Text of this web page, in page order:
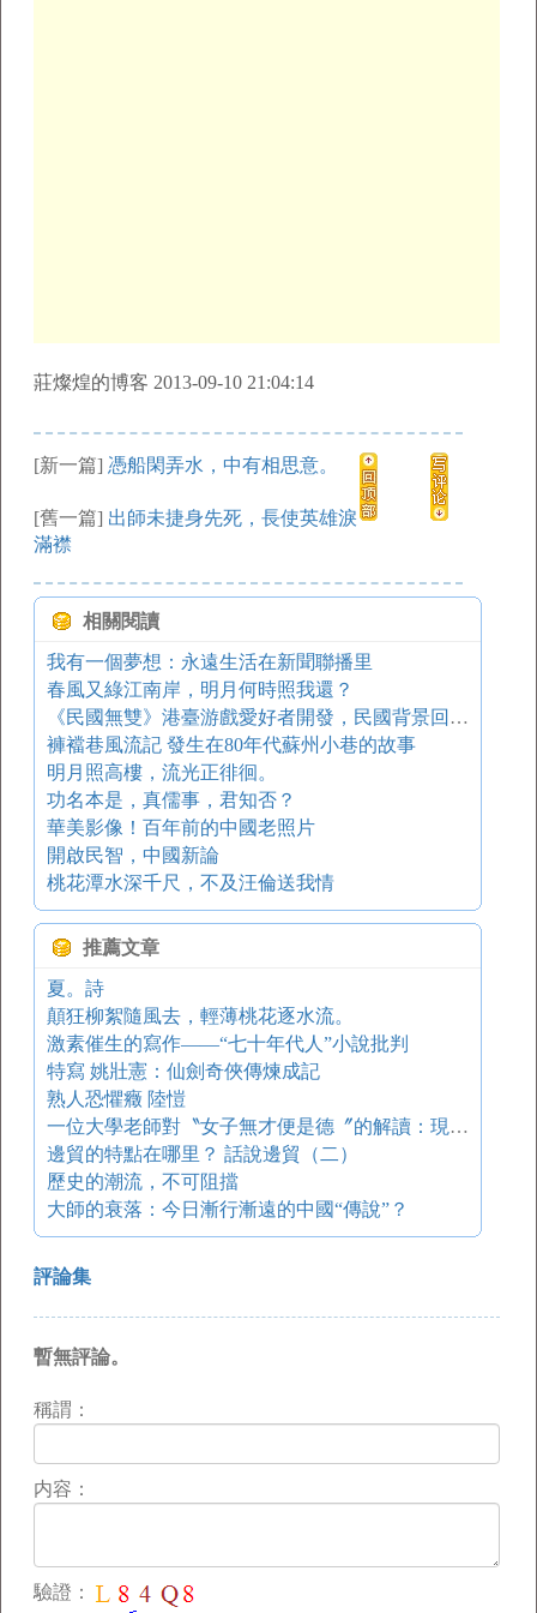
莊燦煌的博客 2013-09-10 21:04:14
[新一篇] 憑船閑弄水，中有相思意。
[舊一篇] 出師未捷身先死，長使英雄淚
滿襟
相關閱讀
我有一個夢想：永遠生活在新聞聯播里
春風又綠江南岸，明月何時照我還？
《民國無雙》港臺游戲愛好者開發，民國背景回合制策略游戲
褲襠巷風流記 發生在80年代蘇州小巷的故事
明月照高樓，流光正徘徊。
功名本是，真儒事，君知否？
華美影像！百年前的中國老照片
開啟民智，中國新論
桃花潭水深千尺，不及汪倫送我情
推薦文章
夏。詩
顛狂柳絮隨風去，輕薄桃花逐水流。
激素催生的寫作——“七十年代人”小說批判
特寫 姚壯憲：仙劍奇俠傳煉成記
熟人恐懼癥 陸愷
一位大學老師對〝女子無才便是德〞的解讀：現代人的理解是愧對祖宗！
邊貿的特點在哪里？ 話說邊貿（二）
歷史的潮流，不可阻擋
大師的衰落：今日漸行漸遠的中國“傳說”？
評論集
暫無評論。
稱謂：
内容：
驗證：